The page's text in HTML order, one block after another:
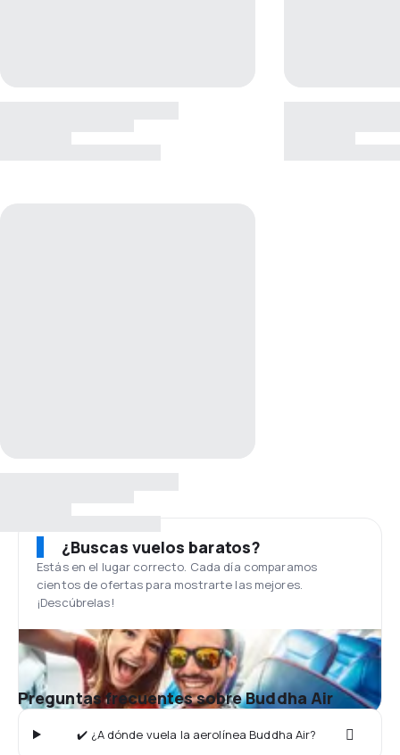
¿Buscas vuelos baratos?
Estás en el lugar correcto. Cada día comparamos
cientos de ofertas para mostrarte las mejores.
¡Descúbrelas!
Preguntas frecuentes sobre Buddha Air
✔️ ¿A dónde vuela la aerolínea Buddha Air?